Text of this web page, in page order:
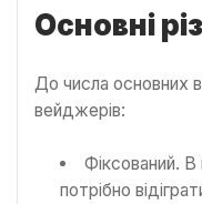
Основні
До числа основних
вейджерів:
Фіксований. В
потрібно